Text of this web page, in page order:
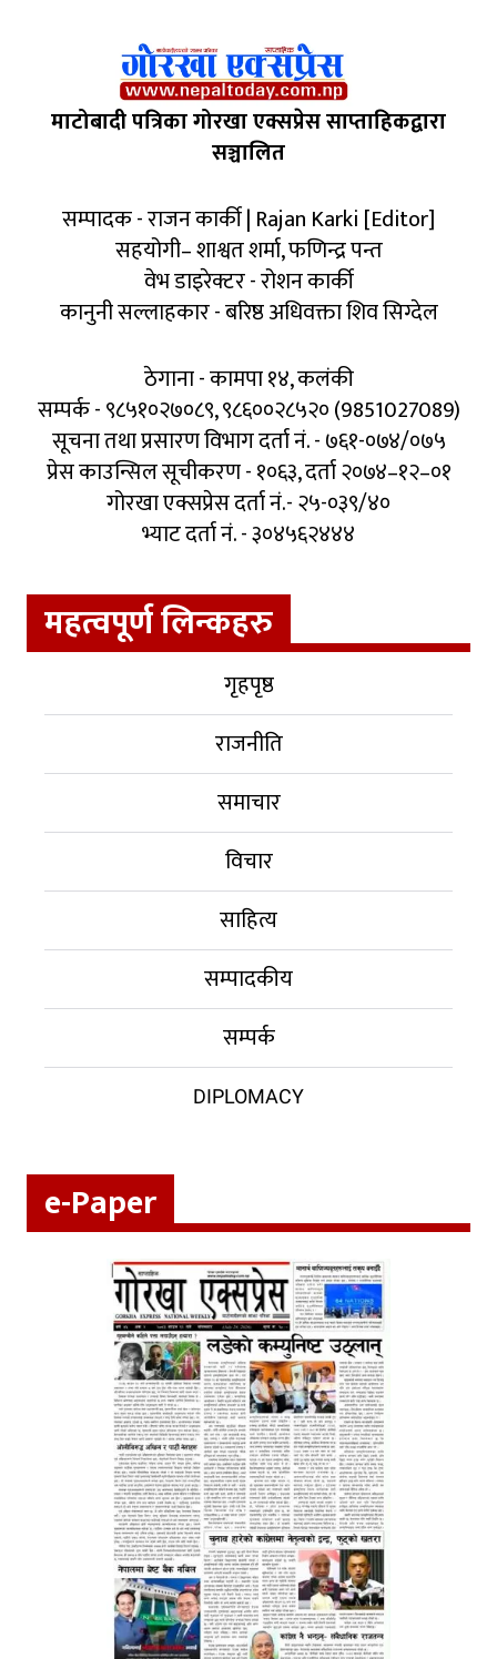
माटोबादी पत्रिका गोरखा एक्सप्रेस साप्ताहिकद्वारा
सञ्चालित
सम्पादक - राजन कार्की | Rajan Karki [Editor]
सहयोगी– शाश्वत शर्मा, फणिन्द्र पन्त
वेभ डाइरेक्टर - रोशन कार्की
कानुनी सल्लाहकार - बरिष्ठ अधिवक्ता शिव सिग्देल
ठेगाना - कामपा १४, कलंकी
सम्पर्क - ९८५१०२७०८९, ९८६००२८५२० (9851027089)
सूचना तथा प्रसारण विभाग दर्ता नं. - ७६१-०७४/०७५
प्रेस काउन्सिल सूचीकरण - १०६३, दर्ता २०७४–१२–०१
गोरखा एक्सप्रेस दर्ता नं.- २५-०३९/४०
भ्याट दर्ता नं. - ३०४५६२४४४
महत्वपूर्ण लिन्कहरु
गृहपृष्ठ
राजनीति
समाचार
विचार
साहित्य
सम्पादकीय
सम्पर्क
DIPLOMACY
e-Paper